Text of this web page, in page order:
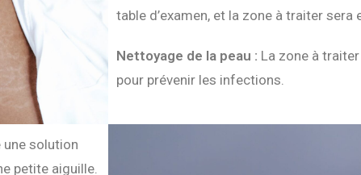
table d’examen, et la zone à traiter sera
Nettoyage de la peau : La zone à
pour prévenir les infections.
solution
petite aiguille.